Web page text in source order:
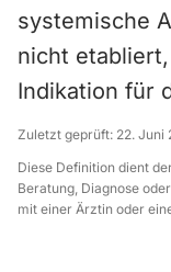
systemische
nicht
Indikation für
Zuletzt geprüft: 22. Juni
Diese Definition dient
Beratung, Diagnose
mit einer Ärztin oder